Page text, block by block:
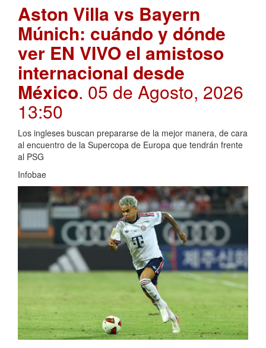
Aston Villa vs Bayern
Múnich: cuándo y dónde
ver EN VIVO el amistoso
internacional desde
México. 05 de Agosto, 2026
13:50
Los ingleses buscan prepararse de la mejor manera, de cara
al encuentro de la Supercopa de Europa que tendrán frente
al PSG
Infobae